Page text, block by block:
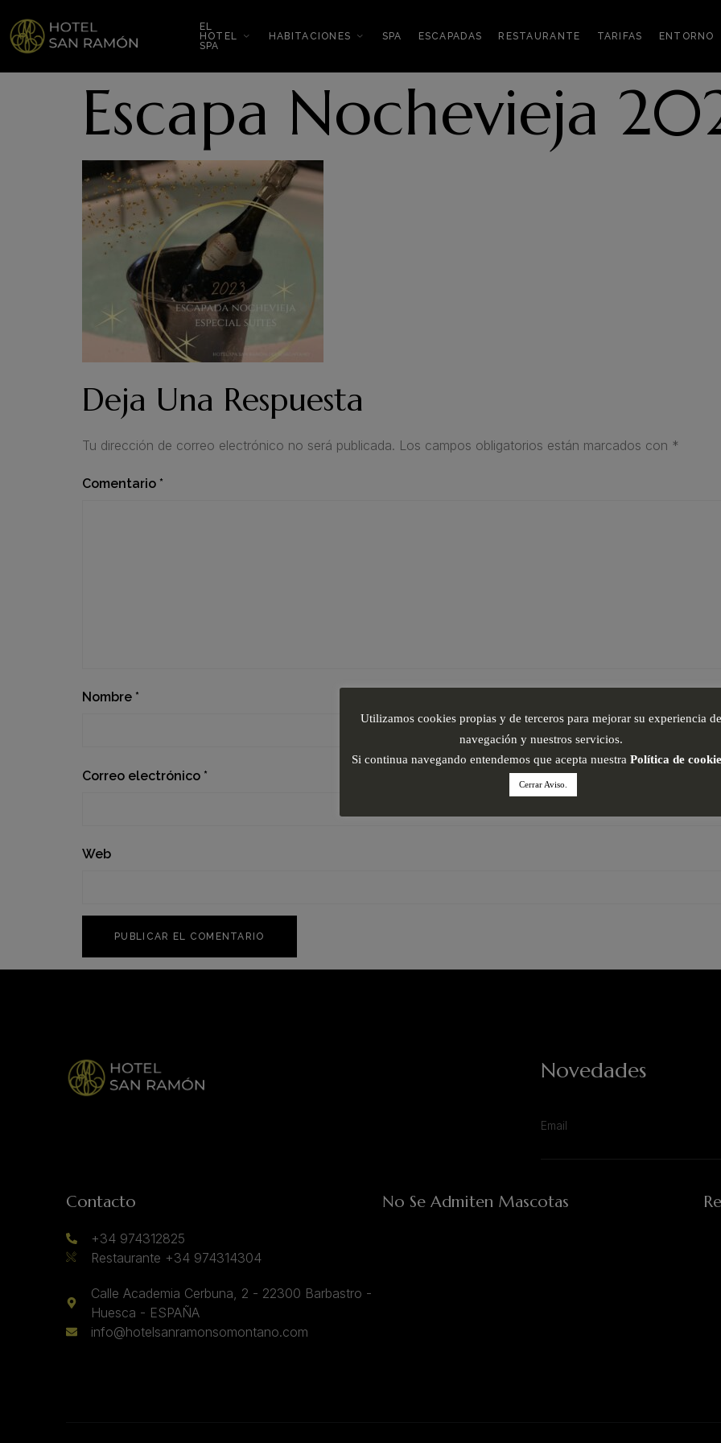
EL
HOTEL
SPA
HABITACIONES SPA ESCAPADAS RESTAURANTE TARIFAS ENTORNO
Escapa Nochevieja
Deja Una Respuesta
Tu dirección de correo electrónico no será publicada. Los campos obligatorios están marcados con *
Comentario *
Nombre *
Correo electrónico *
Web
Novedades
Contacto
+34 974312825
Restaurante +34 974314304
Calle Academia Cerbuna, 2 - 22300 Barbastro -
Huesca - ESPAÑA
info@hotelsanramonsomontano.com
No Se Admiten Mascotas
Utilizamos cookies propias y de terceros para mejorar su experiencia de
navegación y nuestros servicios.
Si continua navegando entendemos que acepta nuestra Política de
Cerrar Aviso.